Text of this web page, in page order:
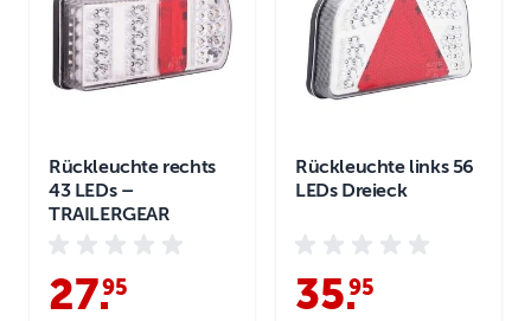
Rückleuchte rechts
43 LEDs –
TRAILERGEAR
27.
95
Rückleuchte links 56
LEDs Dreieck
35.
95